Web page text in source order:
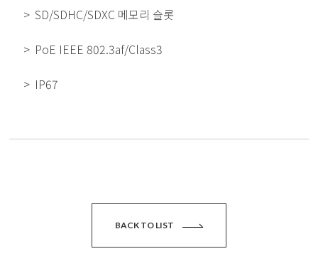
SD/SDHC/SDXC 메모리 슬롯
PoE IEEE 802.3af/Class3
IP67
BACK TO LIST